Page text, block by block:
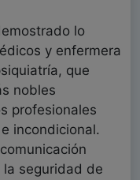
lo
y enfermera
que
nobles
profesionales
incondicional.
seguridad de